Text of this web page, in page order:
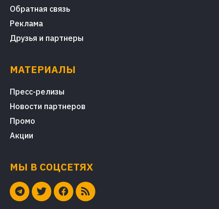
Обратная связь
Реклама
Друзья и партнеры
МАТЕРИАЛЫ
Пресс-релизы
Новости партнеров
Промо
Акции
МЫ В СОЦСЕТЯХ